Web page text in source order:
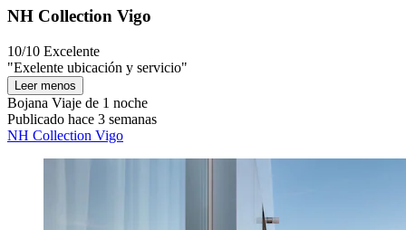
NH Collection Vigo
10/10 Excelente
"Exelente ubicación y servicio"
Leer menos
Bojana Viaje de 1 noche
Publicado hace 3 semanas
NH Collection Vigo